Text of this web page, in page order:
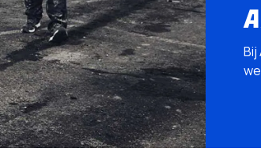
Bij